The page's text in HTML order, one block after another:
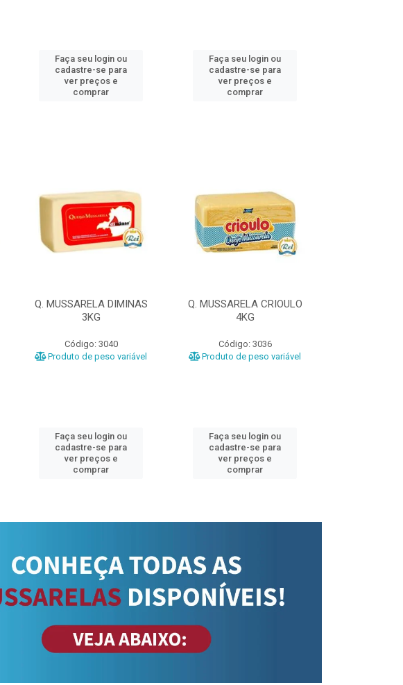
Faça seu login ou
cadastre-se para
ver preços e
comprar
Faça seu login ou
cadastre-se para
ver preços e
comprar
Q. MUSSARELA DIMINAS
3KG
Código: 3040
Produto de peso variável
Faça seu login ou
cadastre-se para
ver preços e
comprar
Q. MUSSARELA CRIOULO
4KG
Código: 3036
Produto de peso variável
Faça seu login ou
cadastre-se para
ver preços e
comprar